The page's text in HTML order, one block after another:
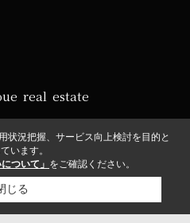
real estate
状況把握、サービス向上検討を目的と
います。
ついて」 をご確認ください。
じる